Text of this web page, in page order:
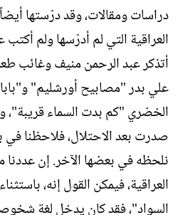
دراسات ومقالات، وقد درّستها
العراقية التي لم أدرّسها ولم أكتب
أتذكر عبد الرحمن منيف وغائب
علي بدر "مصابيح أورشليم"
الخضري "كم بدت السماء قريبة"،
صدرت بعد الاحتلال، فلاحظنا في
نلحظه في بعضها الآخر. إن عددنا
العراقية، فيمكن القول إنه،
السواد"، فقد كان يدخل لغة